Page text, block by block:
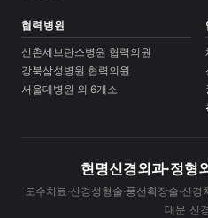
협력병원
신촌세브란스병원 협력의원
강북삼성병원 협력의원
서울대병원 외 6개소
현명신경외과·정형
도수치료·신경성형술·풍선확장술·신경
대문 신